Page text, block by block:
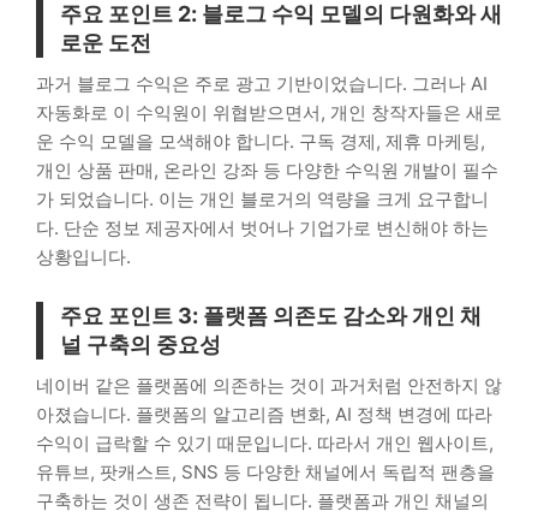
주요 포인트 2: 블로그 수익 모델의 다원화와 새
로운 도전
과거 블로그 수익은 주로 광고 기반이었습니다. 그러나 AI
자동화로 이 수익원이 위협받으면서, 개인 창작자들은 새로
운 수익 모델을 모색해야 합니다. 구독 경제, 제휴 마케팅,
개인 상품 판매, 온라인 강좌 등 다양한 수익원 개발이 필수
가 되었습니다. 이는 개인 블로거의 역량을 크게 요구합니
다. 단순 정보 제공자에서 벗어나 기업가로 변신해야 하는
상황입니다.
주요 포인트 3: 플랫폼 의존도 감소와 개인 채
널 구축의 중요성
네이버 같은 플랫폼에 의존하는 것이 과거처럼 안전하지 않
아졌습니다. 플랫폼의 알고리즘 변화, AI 정책 변경에 따라
수익이 급락할 수 있기 때문입니다. 따라서 개인 웹사이트,
유튜브, 팟캐스트, SNS 등 다양한 채널에서 독립적 팬층을
구축하는 것이 생존 전략이 됩니다. 플랫폼과 개인 채널의